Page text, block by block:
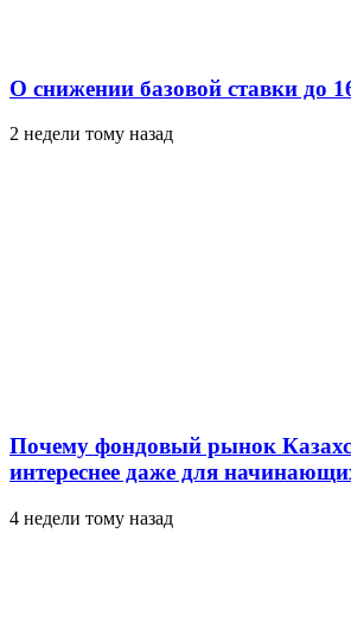
О снижении базовой ставки до
2 недели тому назад
Почему фондовый рынок
интереснее даже для
4 недели тому назад